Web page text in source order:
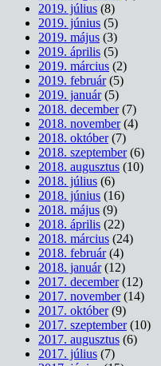
2019. július (8)
2019. június (5)
2019. május (3)
2019. április (5)
2019. március (2)
2019. február(5)
2019. január(5)
2018. december(7)
2018. november(4)
2018. október(7)
2018. szeptember(6)
2018. augusztus (10)
2018. július (6)
2018. június (16)
2018. május (9)
2018. április (22)
2018. március (24)
2018. február(4)
2018. január(12)
2017. december(12)
2017. november(14)
2017. október(9)
2017. szeptember(10)
2017. augusztus (6)
2017. július (7)